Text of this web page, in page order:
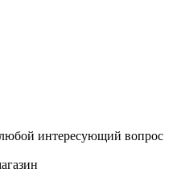
интересующий вопрос